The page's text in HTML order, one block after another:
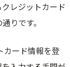
レジットカード
りです。
カード情報を登